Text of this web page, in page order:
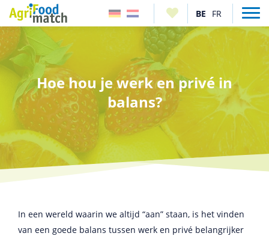
Hoe hou je werk en privé in
balans?
In een wereld waarin we altijd “aan” staan, is het vinden
van een goede balans tussen werk en privé belangrijker